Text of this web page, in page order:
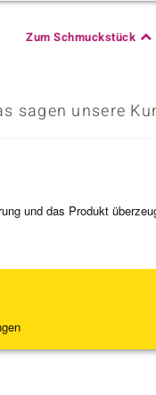
Zum Schmuckstück
sagen unsere
und das Produkt